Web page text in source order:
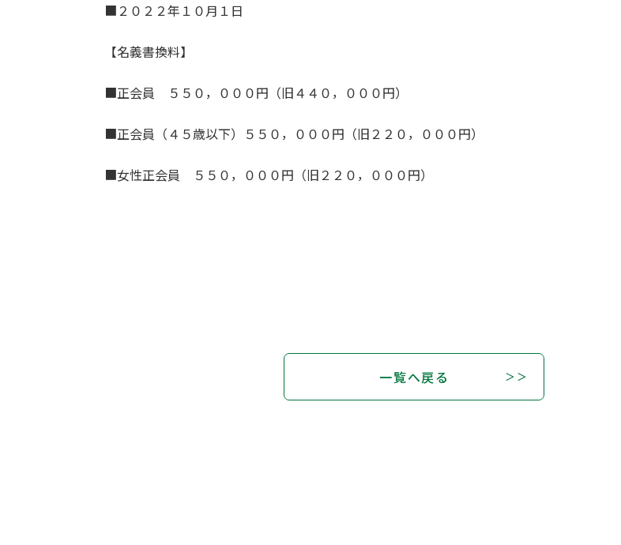
■２０２２年１０月１日
【名義書換料】
■正会員 ５５０，０００円（旧４４０，０００円）
■正会員（４５歳以下）５５０，０００円（旧２２０，０００円）
■女性正会員 ５５０，０００円（旧２２０，０００円）
一覧へ戻る